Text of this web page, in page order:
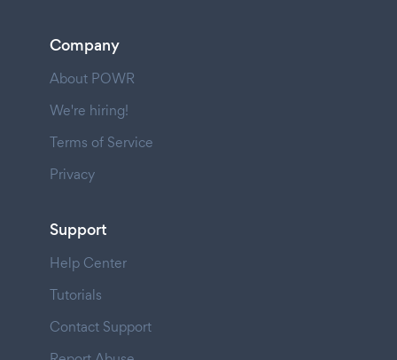
Company
About POWR
We're hiring!
Terms of Service
Privacy
Support
Help Center
Tutorials
Contact Support